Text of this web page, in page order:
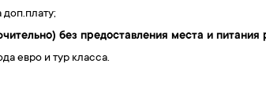
без предоставления места и
евро и тур класса.